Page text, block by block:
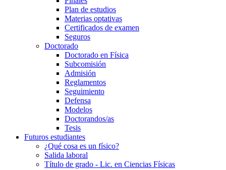
Plan de estudios
Materias optativas
Certificados de examen
Seguros
Doctorado
Doctorado en Física
Subcomisión
Admisión
Reglamentos
Seguimiento
Defensa
Modelos
Doctorandos/as
Tesis
Futuros estudiantes
¿Qué cosa es un físico?
Salida laboral
Título de grado - Lic. en Ciencias Físicas